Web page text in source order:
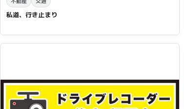
私道、行き止まり